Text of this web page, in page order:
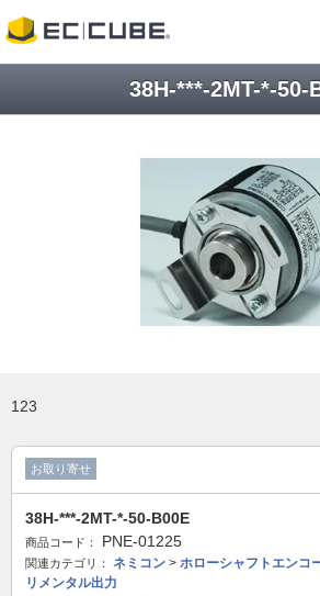
38H-***-2MT-*-50-
123
お取り寄せ
38H-***-2MT-*-50-B00E
商品コード： PNE-01225
関連カテゴリ： ネミコン > ホローシャフトエンコ
リメンタル出力